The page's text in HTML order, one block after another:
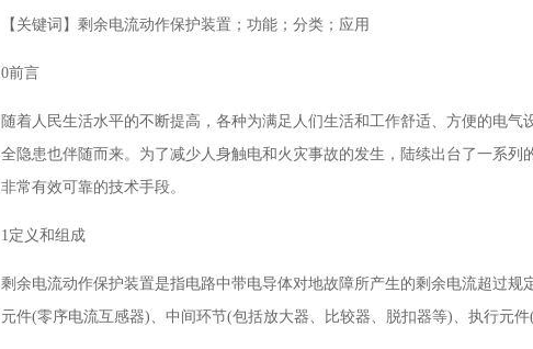
【关键词】 剩余电流动作保护装置；功能；分类；应用
0前言
随着人民生活水平的不断提高，各种为满足人们生活和工作舒适、方便的电
全隐患也伴随而来。为了减少人身触电和火灾事故的发生，陆续出台了一系
非常有效可靠的技术手段。
1定义和组成
剩余电流动作保护装置是指电路中带电导体对地故障所产生的剩余电流超过
元件(零序电流互感器)、中间环节(包括放大器、比较器、脱扣器等)、执行元